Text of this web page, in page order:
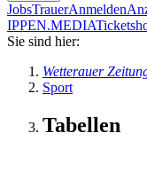
JobsTrauerAnmelden
IPPEN.MEDIA
Sie sind hier:
Wetterauer
Sport
Tabellen